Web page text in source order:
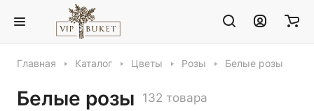
Главная Каталог Цветы Розы Белые розы
Белые розы 132 товара